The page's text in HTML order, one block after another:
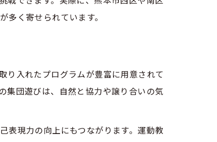
く寄せられています。
り入れたプログラムが豊富に用意されて
集団遊びは、自然と協力や譲り合いの気
表現力の向上にもつながります。運動教